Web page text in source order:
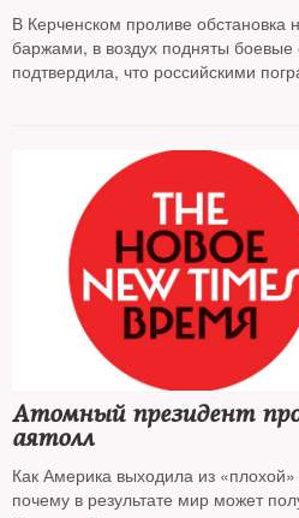
В Керченском проливе обстановка
баржами, в воздух подняты
подтвердила, что российскими
спросьбой немедленно
России.Президент Украины
национальной безопасности
военное положение на 60 дней.
собирается на чрезвычайное
должна утвердить проект
положения
Материал постоянно
Атомный президент
аятолл
Как Америка выходила из
почему в результате мир может